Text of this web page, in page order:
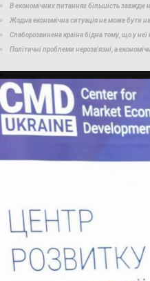
В економічних питаннях більшість завжди
Жодна економічна ситуація не може бути
Слаборозвинена країна бідна тому, що у
Політичні проблеми нерозв'язні, а